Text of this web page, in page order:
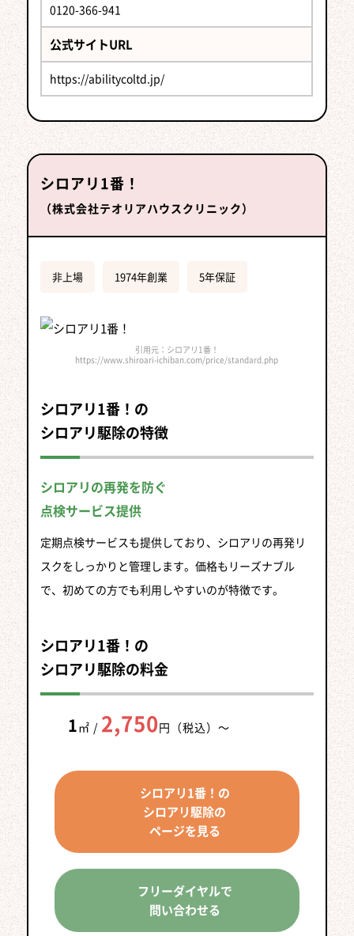
0120-366-941
公式サイトURL
https://abilitycoltd.jp/
シロアリ1番！
（株式会社テオリアハウスクリニック）
非上場 1974年創業 5年保証
引用元：シロアリ1番！
https://www.shiroari-ichiban.com/price/standard.php
シロアリ1番！の
シロアリ駆除の特徴
シロアリの再発を防ぐ
点検サービス提供
定期点検サービスも提供しており、シロアリの再発リ
スクをしっかりと管理します。価格もリーズナブル
で、初めての方でも利用しやすいのが特徴です。
シロアリ1番！の
シロアリ駆除の料金
1㎡ / 2,750円（税込）～
シロアリ1番！の
シロアリ駆除の
ページを見る
フリーダイヤルで
問い合わせる